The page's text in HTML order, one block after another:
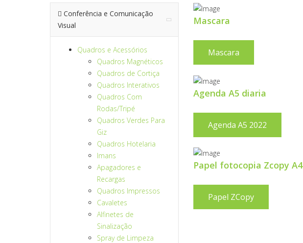
Conferência e Comunicação
Visual
Quadros e Acessórios
Quadros Magnéticos
Quadros de Cortiça
Quadros Interativos
Quadros Com
Rodas/Tripé
Quadros Verdes Para
Giz
Quadros Hotelaria
Imans
Apagadores e
Recargas
Quadros Impressos
Cavaletes
Alfinetes de
Sinalização
Spray de Limpeza
Mascara
Mascara
Agenda A5 diaria
Agenda A5 2022
Papel fotocopia Zcopy A4
Papel ZCopy